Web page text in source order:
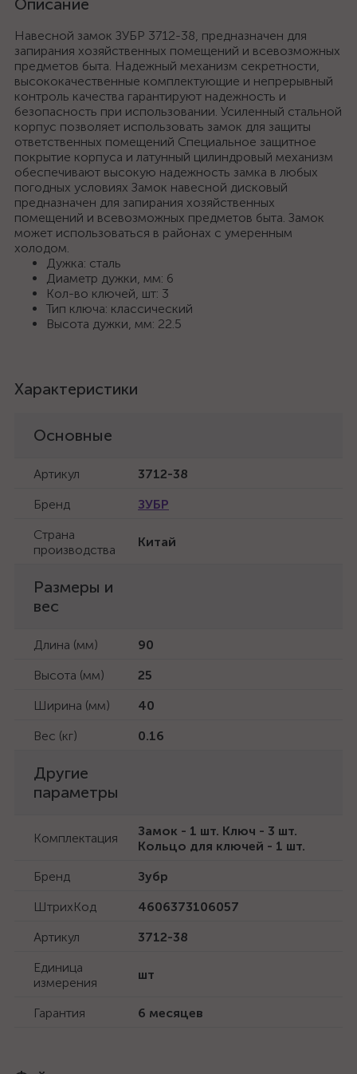
Описание
Навесной замок ЗУБР 3712-38, предназначен для
запирания хозяйственных помещений и всевозможных
предметов быта. Надежный механизм секретности,
высококачественные комплектующие и непрерывный
контроль качества гарантируют надежность и
безопасность при использовании. Усиленный стальной
корпус позволяет использовать замок для защиты
ответственных помещений Специальное защитное
покрытие корпуса и латунный цилиндровый механизм
обеспечивают высокую надежность замка в любых
погодных условиях Замок навесной дисковый
предназначен для запирания хозяйственных
помещений и всевозможных предметов быта. Замок
может использоваться в районах с умеренным
холодом.
Дужка: сталь
Диаметр дужки, мм: 6
Кол-во ключей, шт: 3
Тип ключа: классический
Высота дужки, мм: 22.5
Характеристики
Основные
Артикул
3712-38
Бренд
ЗУБР
Страна
производства
Китай
Размеры и
вес
Длина (мм)
90
Высота (мм)
25
Ширина (мм)
40
Вес (кг)
0.16
Другие
параметры
Комплектация
Замок - 1 шт. Ключ - 3 шт.
Кольцо для ключей - 1 шт.
Бренд
Зубр
ШтрихКод
4606373106057
Артикул
3712-38
Единица
измерения
шт
Гарантия 6 месяцев